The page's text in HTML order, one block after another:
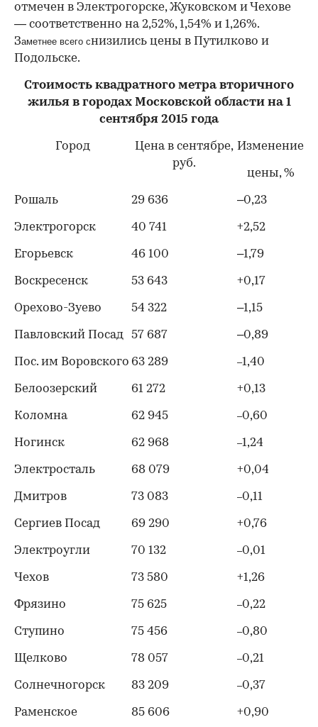
отмечен в Электрогорске, Жуковском и Чехове
— соответственно на 2,52%, 1,54% и 1,26%.
Заметнее всего снизились цены в Путилково и
Подольске.
Стоимость квадратного метра вторичного
жилья в городах Московской области на 1
сентября 2015 года
Город
Цена в сентябре,
руб.
Изменение
цены, %
Рошаль 29 636 –0,23
Электрогорск 40 741 +2,52
Егорьевск 46 100 –1,79
Воскресенск 53 643 +0,17
Орехово-Зуево 54 322 –1,15
Павловский Посад 57 687 –0,89
Пос. им Воровского 63 289 –1,40
Белоозерский 61 272 +0,13
Коломна 62 945 –0,60
Ногинск 62 968 –1,24
Электросталь 68 079 +0,04
Дмитров 73 083 –0,11
Сергиев Посад 69 290 +0,76
Электроугли 70 132 –0,01
Чехов 73 580 +1,26
Фрязино 75 625 –0,22
Ступино 75 456 –0,80
Щелково 78 057 –0,21
Солнечногорск 83 209 –0,37
Раменское 85 606 +0,90